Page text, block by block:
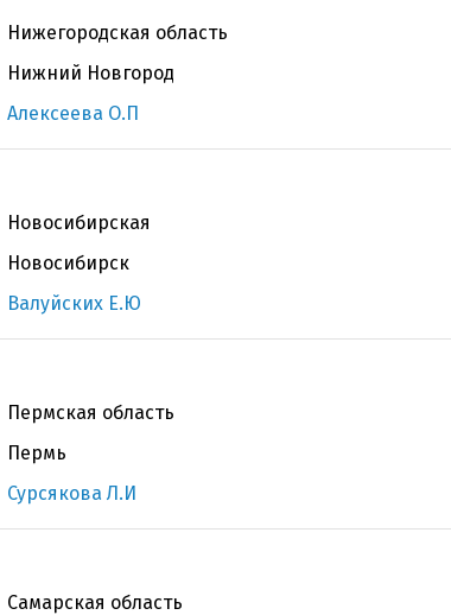
Нижегородская область
Нижний Новгород
Алексеева О.П
Новосибирская
Новосибирск
Валуйских Е.Ю
Пермская область
Пермь
Сурсякова Л.И
Самарская область